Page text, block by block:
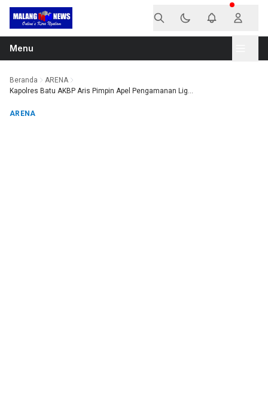
Langsung ke konten
Menu
Beranda
ARENA
Kapolres Batu AKBP Aris Pimpin Apel Pengamanan Lig...
ARENA